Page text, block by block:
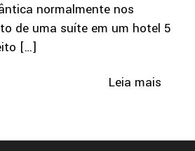
normalmente nos
de uma suíte em um hotel 5
[…]
Leia mais